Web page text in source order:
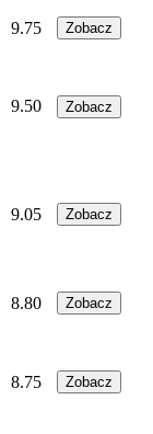
9.75 Zobacz
9.50 Zobacz
9.05 Zobacz
8.80 Zobacz
8.75 Zobacz